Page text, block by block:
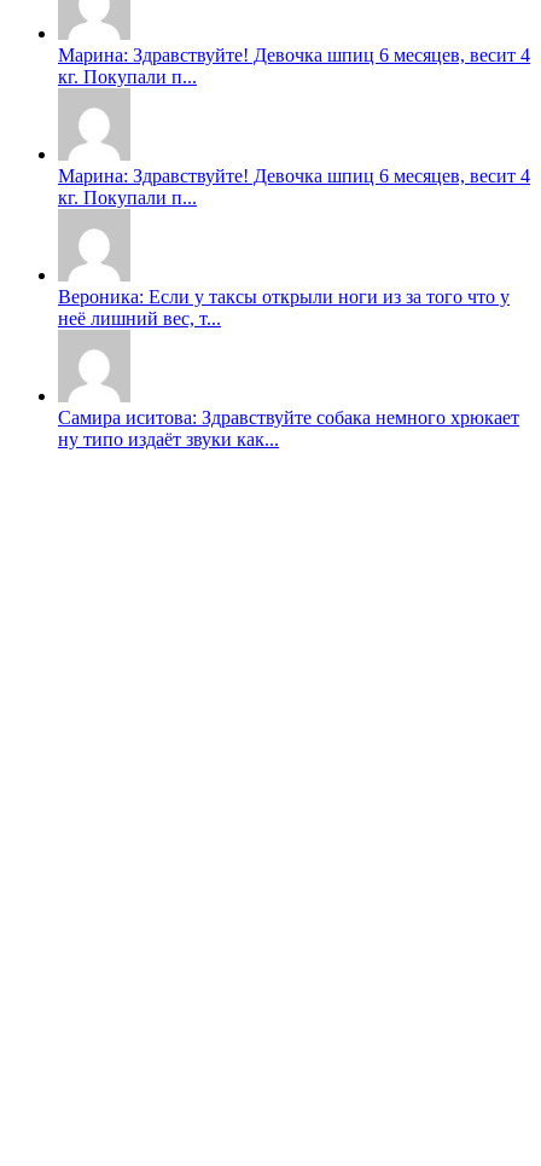
Марина: Здравствуйте! Девочка шпиц 6 месяцев, весит 4
кг. Покупали п...
Марина: Здравствуйте! Девочка шпиц 6 месяцев, весит 4
кг. Покупали п...
Вероника: Если у таксы открыли ноги из за того что у
неë лишний вес, т...
Самира иситова: Здравствуйте собака немного хрюкает
ну типо издаёт звуки как...